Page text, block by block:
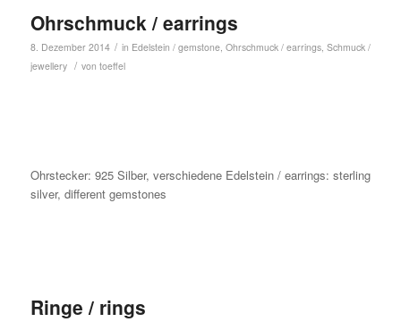
Ohrschmuck / earrings
8. Dezember 2014 / in Edelstein / gemstone, Ohrschmuck / earrings, Schmuck /
jewellery / von toeffel
Ohrstecker: 925 Silber, verschiedene Edelstein / earrings: sterling
silver, different gemstones
Ringe / rings